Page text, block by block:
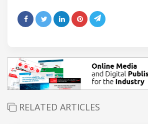
RELATED ARTICLES